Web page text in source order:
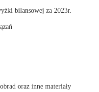
bilansowej za 2023r.
oraz inne materiały